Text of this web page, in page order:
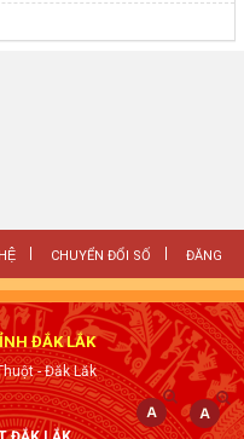
CHUYỂN ĐỔI SỐ ĐĂNG
ĐẮK LẮK
- Đăk Lăk